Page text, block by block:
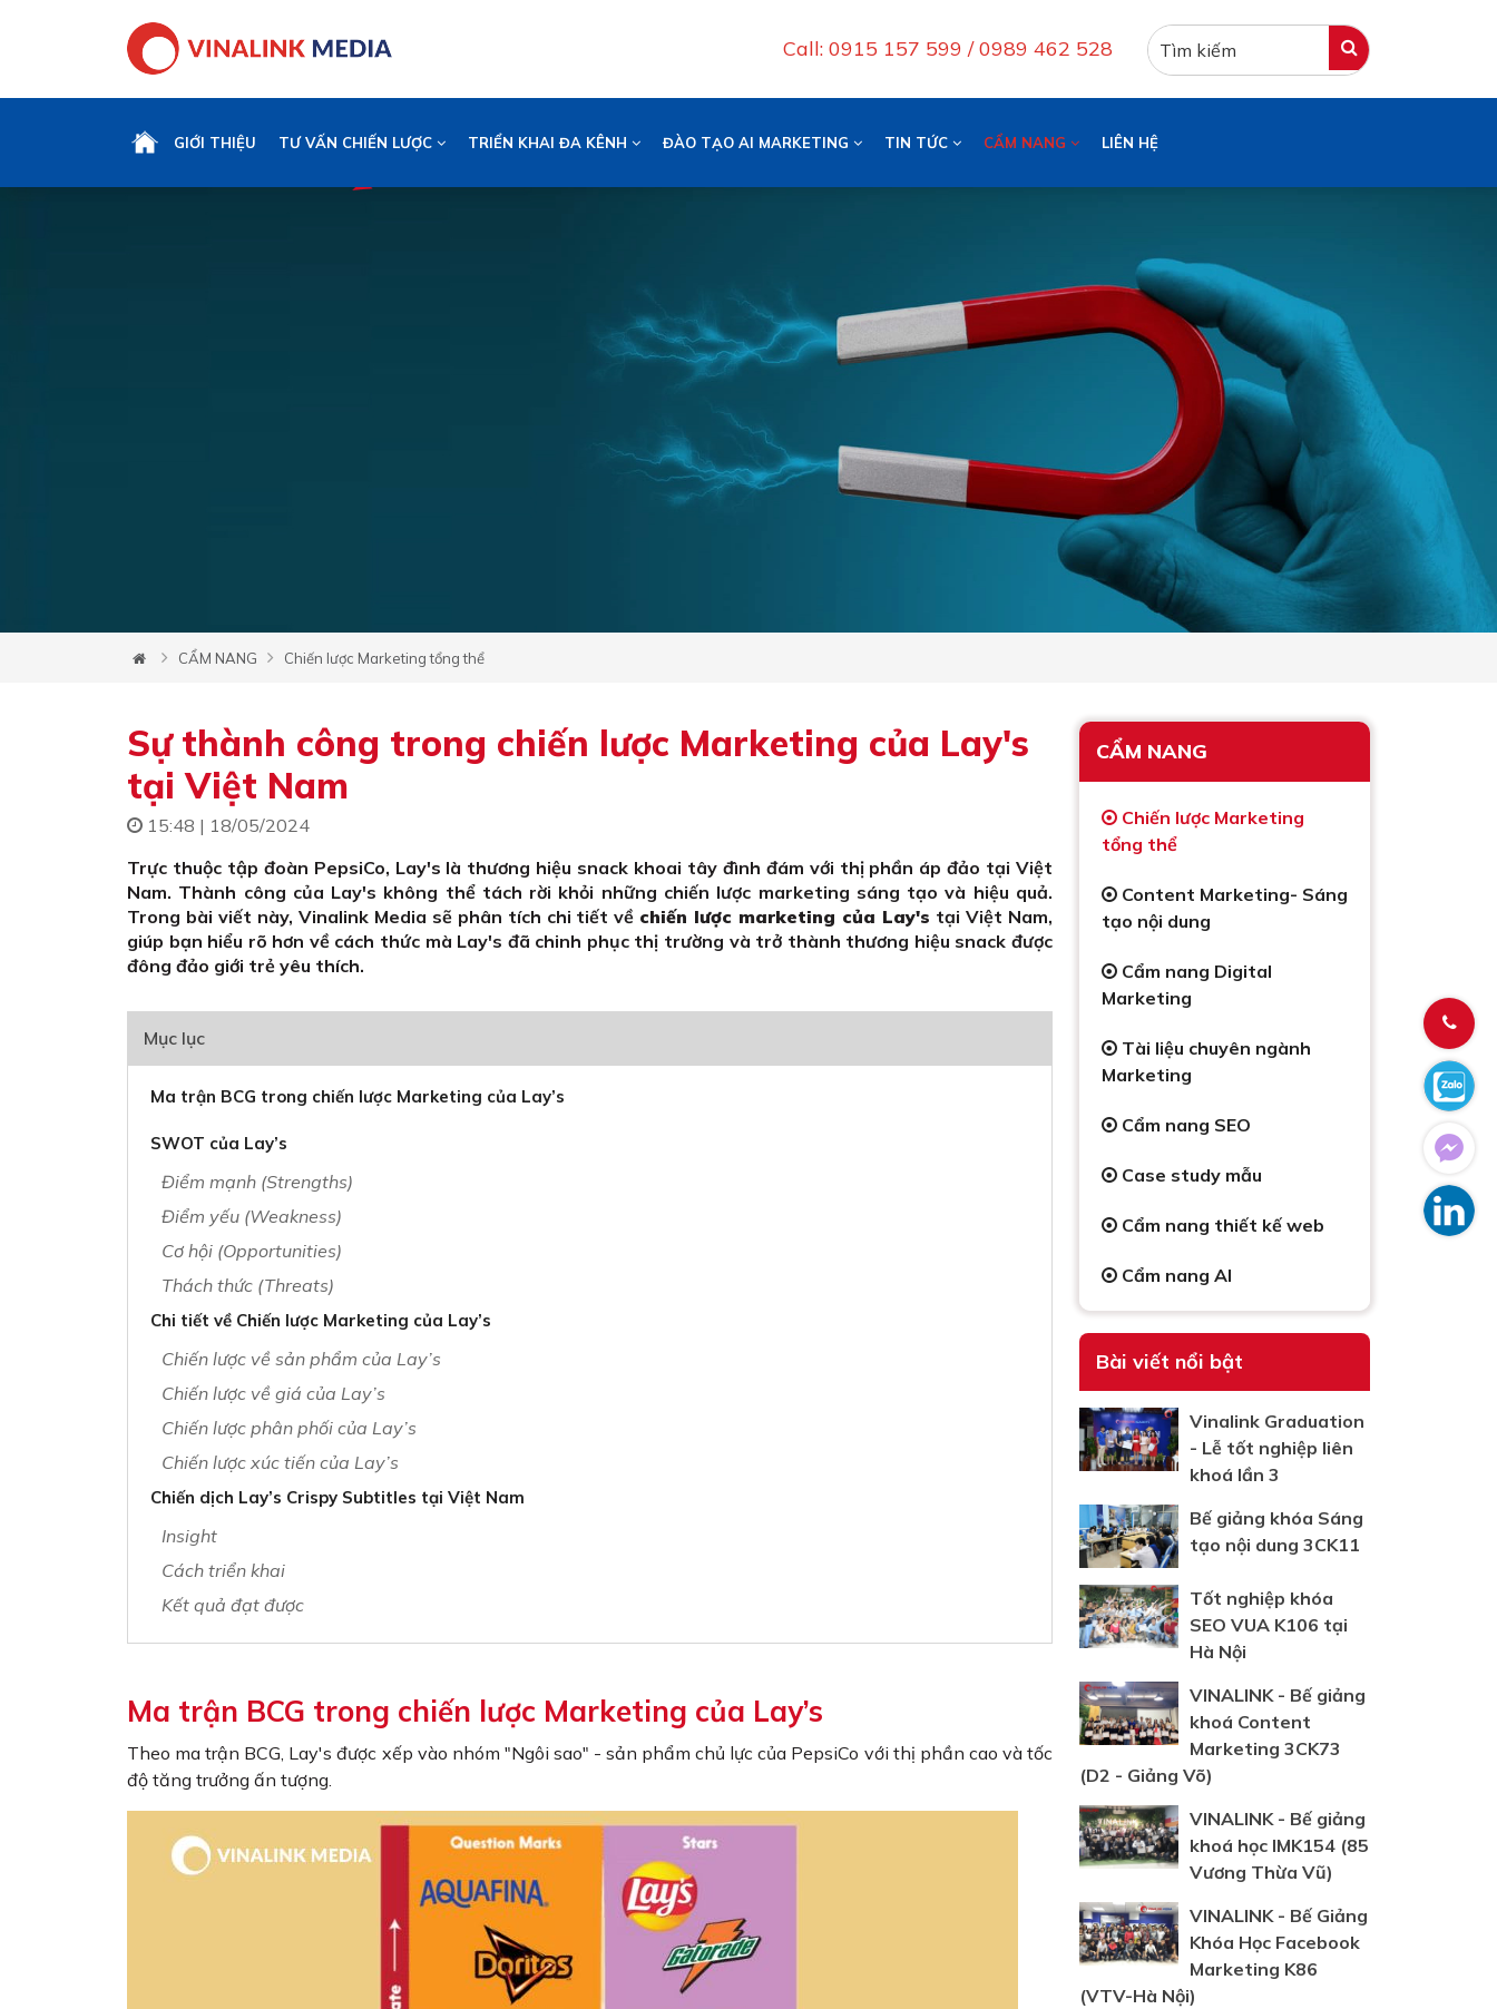
Call: 0915 157 599 / 0989 462 528
GIỚI THIỆU TƯ VẤN CHIẾN LƯỢC TRIỂN KHAI ĐA KÊNH ĐÀO TẠO AI MARKETING TIN TỨC CẨM NANG LIÊN HỆ
CẨM NANG Chiến lược Marketing tổng thể
Sự thành công trong chiến lược Marketing của Lay's
tại Việt Nam
15:48 | 18/05/2024
Trực thuộc tập đoàn PepsiCo, Lay's là thương hiệu snack khoai tây đình đám với thị phần áp đảo tại Việt
Nam. Thành công của Lay's không thể tách rời khỏi những chiến lược marketing sáng tạo và hiệu quả.
Trong bài viết này, Vinalink Media sẽ phân tích chi tiết về chiến lược marketing của Lay's tại Việt Nam,
giúp bạn hiểu rõ hơn về cách thức mà Lay's đã chinh phục thị trường và trở thành thương hiệu snack được
đông đảo giới trẻ yêu thích.
Mục lục
Ma trận BCG trong chiến lược Marketing của Lay’s
SWOT của Lay’s
Điểm mạnh (Strengths)
Điểm yếu (Weakness)
Cơ hội (Opportunities)
Thách thức (Threats)
Chi tiết về Chiến lược Marketing của Lay’s
Chiến lược về sản phẩm của Lay’s
Chiến lược về giá của Lay’s
Chiến lược phân phối của Lay’s
Chiến lược xúc tiến của Lay’s
Chiến dịch Lay’s Crispy Subtitles tại Việt Nam
Insight
Cách triển khai
Kết quả đạt được
Ma trận BCG trong chiến lược Marketing của Lay’s
Theo ma trận BCG, Lay's được xếp vào nhóm "Ngôi sao" - sản phẩm chủ lực của PepsiCo với thị phần cao và tốc
độ tăng trưởng ấn tượng.
CẨM NANG
Chiến lược Marketing
tổng thể
Content Marketing- Sáng
tạo nội dung
Cẩm nang Digital
Marketing
Tài liệu chuyên ngành
Marketing
Cẩm nang SEO
Case study mẫu
Cẩm nang thiết kế web
Cẩm nang AI
Bài viết nổi bật
Vinalink Graduation
- Lễ tốt nghiệp liên
khoá lần 3
Bế giảng khóa Sáng
tạo nội dung 3CK11
Tốt nghiệp khóa
SEO VUA K106 tại
Hà Nội
VINALINK - Bế giảng
khoá Content
Marketing 3CK73
(D2 - Giảng Võ)
VINALINK - Bế giảng
khoá học IMK154 (85
Vương Thừa Vũ)
VINALINK - Bế Giảng
Khóa Học Facebook
Marketing K86
(VTV-Hà Nội)